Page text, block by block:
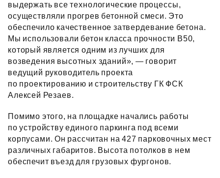
выдержать все технологические процессы,
осуществляли прогрев бетонной смеси. Это
обеспечило качественное затвердевание бетона.
Мы использовали бетон класса прочности В50,
который является одним из лучших для
возведения высотных зданий», — говорит
ведущий руководитель проекта
по проектированию и строительству ГК ФСК
Алексей Резаев.
Помимо этого, на площадке начались работы
по устройству единого паркинга под всеми
корпусами. Он рассчитан на 427 парковочных мест
различных габаритов. Высота потолков в нем
обеспечит въезд для грузовых фургонов.